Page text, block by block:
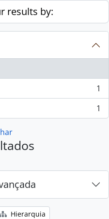
results by:
1
1
Hierarquia